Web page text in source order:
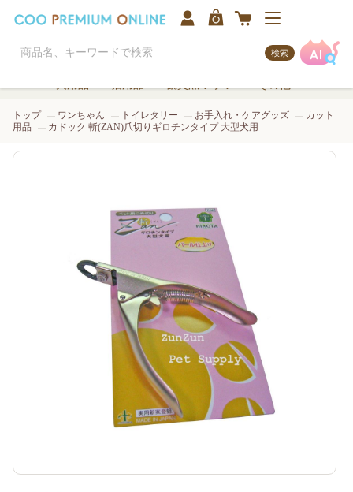
検索
トップ ワンちゃん トイレタリー お手入れ・ケアグッズ
カット
用品
カドック 斬(ZAN)爪切りギロチンタイプ 大型犬用